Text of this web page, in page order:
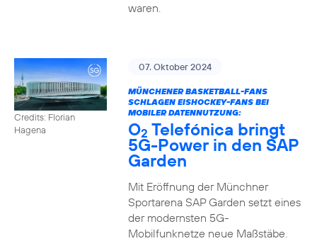
waren.
Credits: Florian
Hagena
07. Oktober 2024
MÜNCHENER BASKETBALL-FANS
SCHLAGEN EISHOCKEY-FANS BEI
MOBILER DATENNUTZUNG:
O2 Telefónica bringt
5G-Power in den SAP
Garden
Mit Eröffnung der Münchner
Sportarena SAP Garden setzt eines
der modernsten 5G-
Mobilfunknetze neue Maßstäbe.